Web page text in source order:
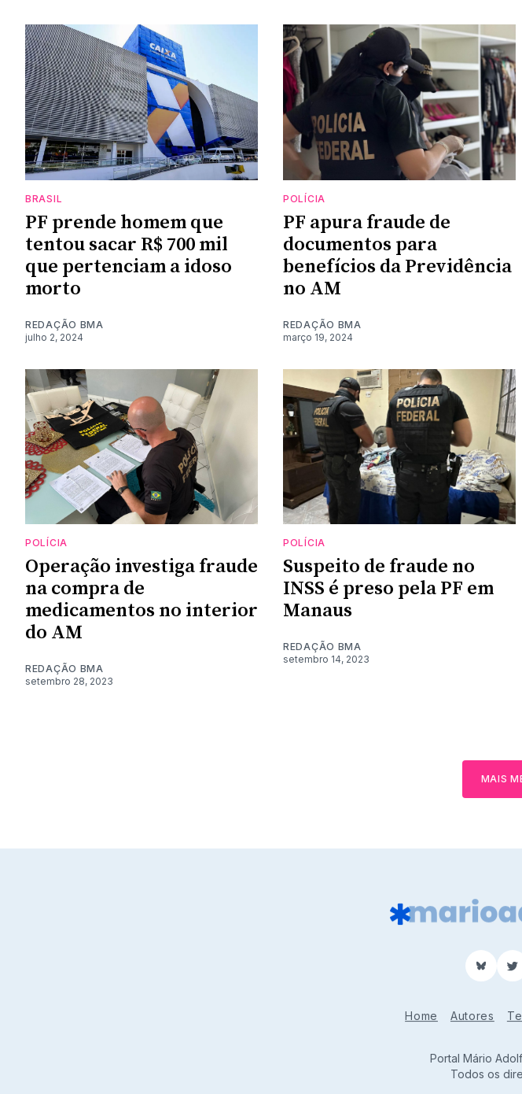
BRASIL
PF prende homem que
tentou sacar R$ 700 mil
que pertenciam a idoso
morto
REDAÇÃO BMA
julho 2, 2024
POLÍCIA
PF apura fraude de
documentos para
benefícios da Previdência
no AM
REDAÇÃO BMA
março 19, 2024
POLÍCIA
Operação investiga fraude
na compra de
medicamentos no interior
do AM
REDAÇÃO BMA
setembro 28, 2023
POLÍCIA
Suspeito de fraude no
INSS é preso pela PF em
Manaus
REDAÇÃO BMA
setembro 14, 2023
MAIS
Home Autores
Portal Mário
Todos os